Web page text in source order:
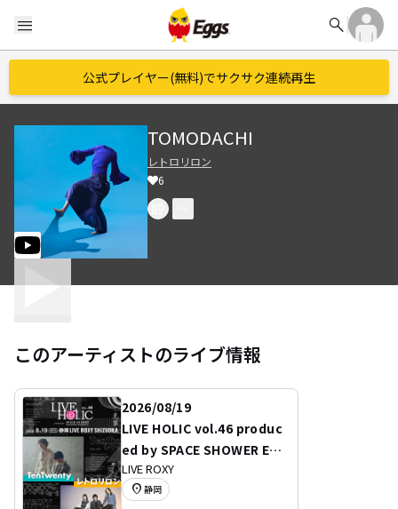
menu search
公式プレイヤー(無料)でサクサク連続再生
TOMODACHI
レトロリロン
6
このアーティストのライブ情報
2026/08/19
LIVE HOLIC vol.46 produc
ed by SPACE SHOWER EN
TERTAINMENT PRODUCIN
G
LIVE ROXY
location_on 静岡